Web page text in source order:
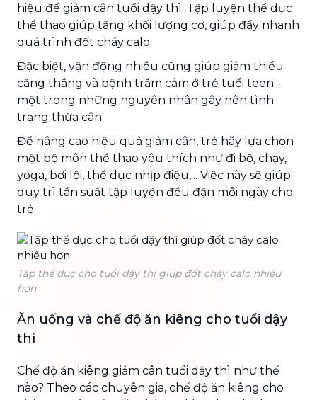
hiệu để giảm cân tuổi dậy thì. Tập luyện thể dục
thể thao giúp tăng khối lượng cơ, giúp đẩy nhanh
quá trình đốt cháy calo.
Đặc biệt, vận động nhiều cũng giúp giảm thiểu
căng thẳng và bệnh trầm cảm ở trẻ tuổi teen -
một trong những nguyên nhân gây nên tình
trạng thừa cân.
Để nâng cao hiệu quả giảm cân, trẻ hãy lựa chọn
một bộ môn thể thao yêu thích như đi bộ, chạy,
yoga, bơi lội, thể dục nhịp điệu,... Việc này sẽ giúp
duy trì tần suất tập luyện đều đặn mỗi ngày cho
trẻ.
Tập thể dục cho tuổi dậy thì giúp đốt cháy calo nhiều
hơn
Ăn uống và chế độ ăn kiêng cho tuổi dậy
thì
Chế độ ăn kiêng giảm cân tuổi dậy thì như thế
nào? Theo các chuyên gia, chế độ ăn kiêng cho